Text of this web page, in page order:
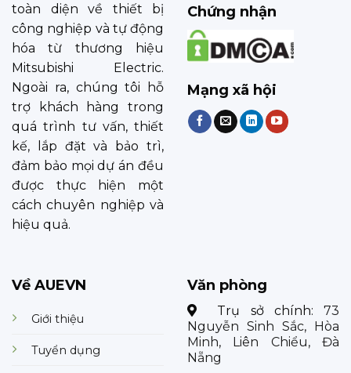
toàn diện về thiết bị
công nghiệp và tự động
hóa từ thương hiệu
Mitsubishi Electric.
Ngoài ra, chúng tôi hỗ
trợ khách hàng trong
quá trình tư vấn, thiết
kế, lắp đặt và bảo trì,
đảm bảo mọi dự án đều
được thực hiện một
cách chuyên nghiệp và
hiệu quả.
Chứng nhận
Mạng xã hội
Về AUEVN
Giới thiệu
Tuyển dụng
Văn phòng
Trụ sở chính: 73
Nguyễn Sinh Sắc, Hòa
Minh, Liên Chiểu, Đà
Nẵng